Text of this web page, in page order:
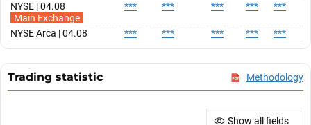
NYSE | 04.08
Main Exchange
*** *** *** *** ***
NYSE Arca | 04.08 *** *** *** *** ***
Trading statistic Methodology
Show all fields